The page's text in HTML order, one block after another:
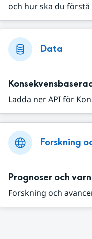
och hur ska du
Data
Ladda ner API för
Forskning
Prognoser och
Forskning och